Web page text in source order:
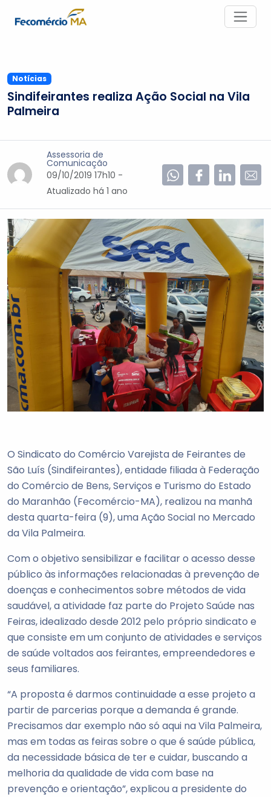
Notícias
Sindifeirantes realiza Ação Social na Vila
Palmeira
Assessoria de
Comunicação
09/10/2019 17h10 -
Atualizado há 1 ano
O Sindicato do Comércio Varejista de Feirantes de
São Luís (Sindifeirantes), entidade filiada à Federação
do Comércio de Bens, Serviços e Turismo do Estado
do Maranhão (Fecomércio-MA), realizou na manhã
desta quarta-feira (9), uma Ação Social no Mercado
da Vila Palmeira.
Com o objetivo sensibilizar e facilitar o acesso desse
público às informações relacionadas à prevenção de
doenças e conhecimentos sobre métodos de vida
saudável, a atividade faz parte do Projeto Saúde nas
Feiras, idealizado desde 2012 pelo próprio sindicato e
que consiste em um conjunto de atividades e serviços
de saúde voltados aos feirantes, empreendedores e
seus familiares.
“A proposta é darmos continuidade a esse projeto a
partir de parcerias porque a demanda é grande.
Precisamos dar exemplo não só aqui na Vila Palmeira,
mas em todas as feiras sobre o que é saúde pública,
da necessidade básica de ter e cuidar, buscando a
melhoria da qualidade de vida com base na
prevenção e orientação”, explicou a presidente do